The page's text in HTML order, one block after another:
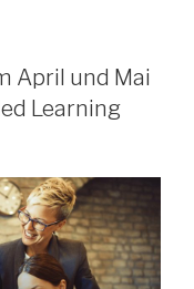
April und Mai
Learning